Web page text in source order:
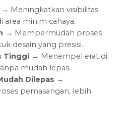
→ Meningkatkan visibilitas
area minim cahaya.
→ Mempermudah proses
desain yang presisi.
Tinggi → Menempel erat di
mudah lepas.
Dilepas →
pemasangan, lebih